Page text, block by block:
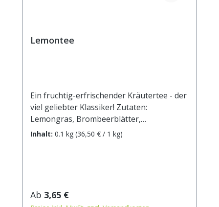
Lemontee
Ein fruchtig-erfrischender Kräutertee - der
viel geliebter Klassiker! Zutaten:
Lemongras, Brombeerblätter,
Verbenenblätter, Melisse, Malvenblüten
Inhalt: 0.1 kg (36,50 € / 1 kg)
Regulärer Preis:
Ab 3,65 €